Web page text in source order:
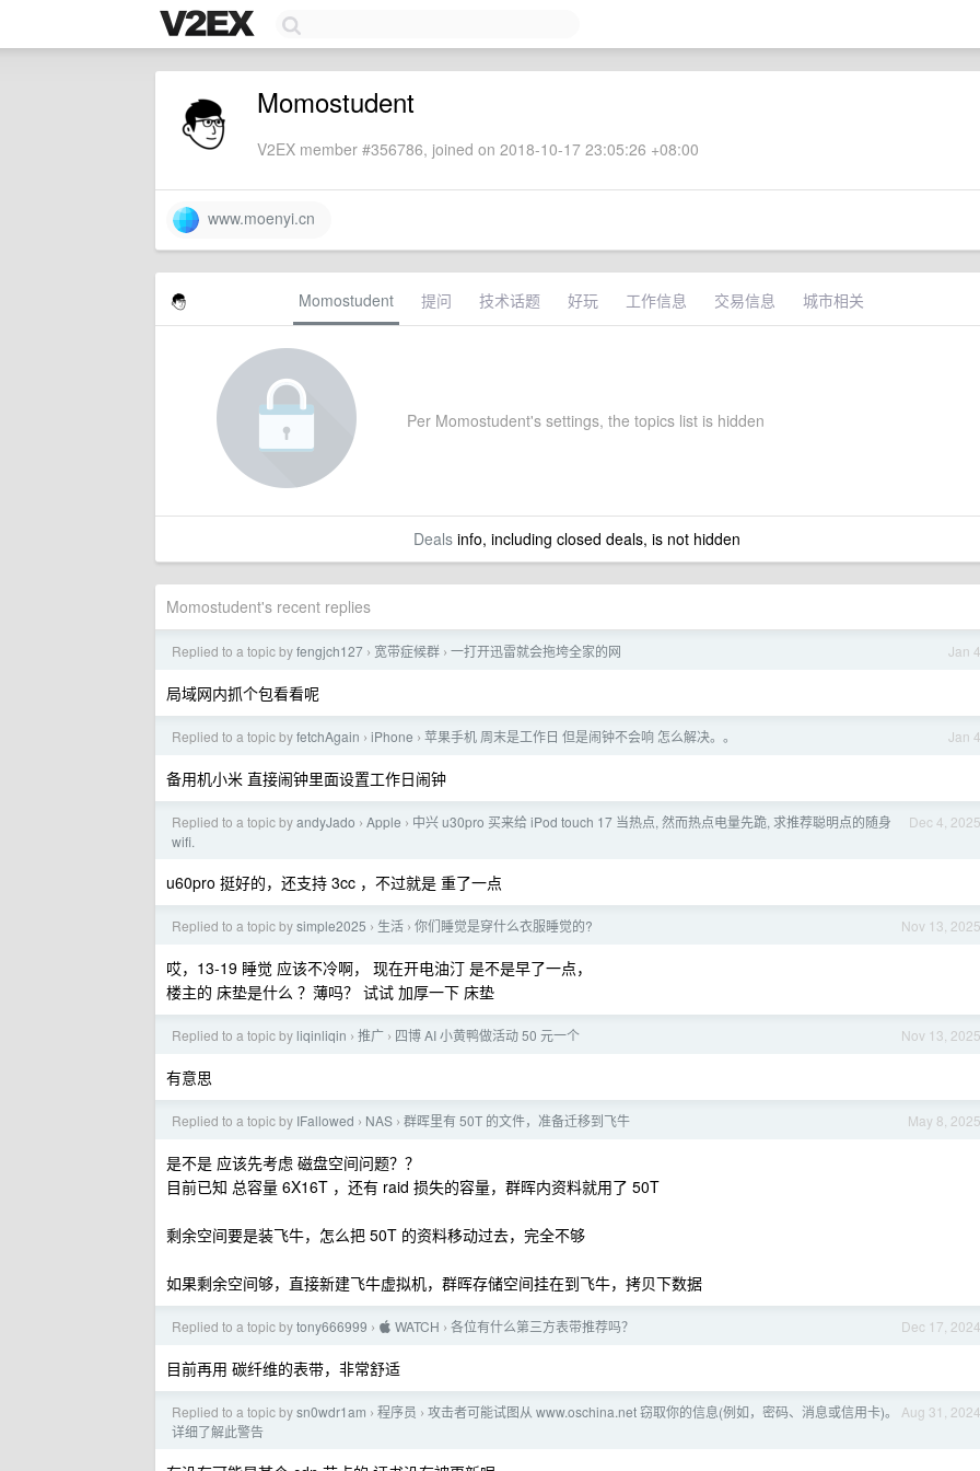
Momostudent
V2EX member #356786, joined on 2018-10-17 23:05:26 +08:00
www.moenyi.cn
Momostudent 提问 技术话题 好玩 工作信息 交易信息 城市相关
Per Momostudent's settings, the topics list is hidden
Dealsinfo, including closed deals, is not hidden
Momostudent's recent replies
Jan 4
Replied to a topic byfengjch127 › 宽带症候群 › 一打开迅雷就会拖垮全家的网
局域网内抓个包看看呢
Jan 4
Replied to a topic byfetchAgain › iPhone › 苹果手机 周末是工作日 但是闹钟不会响 怎么解决。。
备用机小米 直接闹钟里面设置工作日闹钟
Dec 4, 2025
Replied to a topic byandyJado › Apple › 中兴 u30pro 买来给 iPod touch 17 当热点, 然而热点电量先跪, 求推荐聪明点的随身
wifi.
u60pro 挺好的，还支持 3cc ，不过就是 重了一点
Nov 13, 2025
Replied to a topic bysimple2025 › 生活 › 你们睡觉是穿什么衣服睡觉的?
哎，13-19 睡觉 应该不冷啊， 现在开电油汀 是不是早了一点，
楼主的 床垫是什么 ？薄吗？ 试试 加厚一下 床垫
Nov 13, 2025
Replied to a topic by liqinliqin › 推广 › 四博 AI 小黄鸭做活动 50 元一个
有意思
May 8, 2025
Replied to a topic by IFallowed › NAS › 群晖里有 50T 的文件，准备迁移到飞牛
是不是 应该先考虑 磁盘空间问题？？
目前已知 总容量 6X16T ，还有 raid 损失的容量，群晖内资料就用了 50T
剩余空间要是装飞牛，怎么把 50T 的资料移动过去，完全不够
如果剩余空间够，直接新建飞牛虚拟机，群晖存储空间挂在到飞牛，拷贝下数据
Dec 17, 2024
Replied to a topic bytony666999 ›  WATCH › 各位有什么第三方表带推荐吗？
目前再用 碳纤维的表带，非常舒适
Aug 31, 2024
Replied to a topic bysn0wdr1am › 程序员 › 攻击者可能试图从 www.oschina.net 窃取你的信息(例如，密码、消息或信用卡)。
详细了解此警告